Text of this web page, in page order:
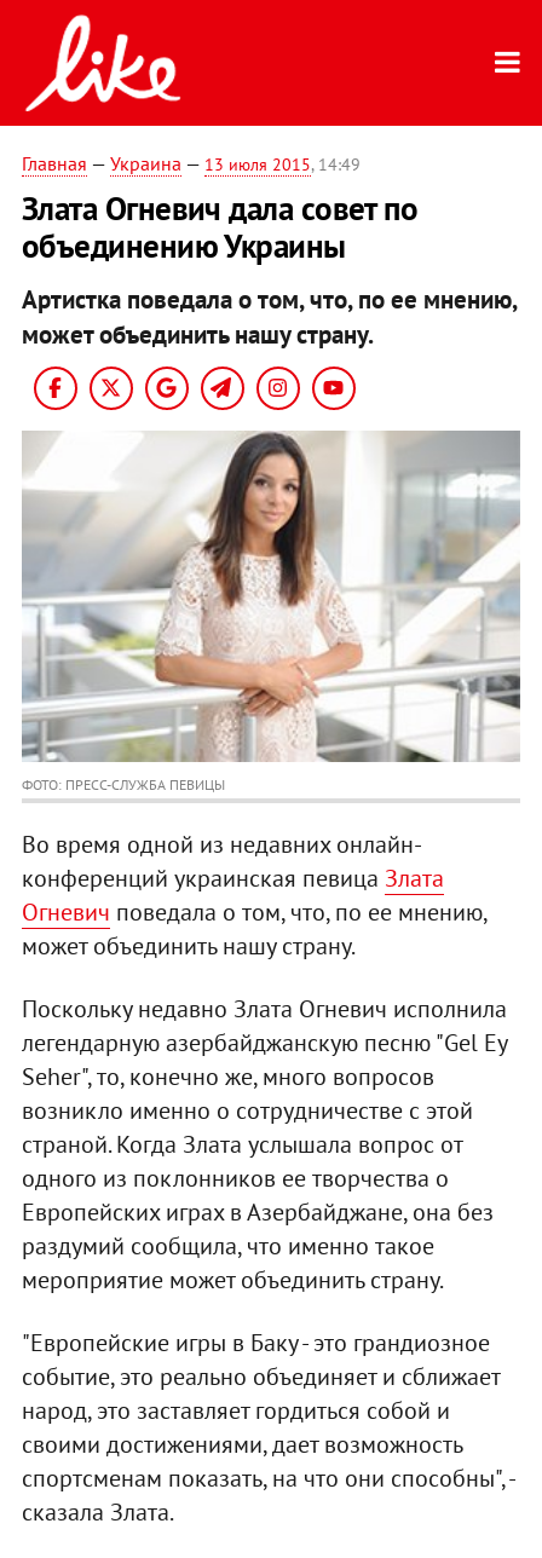
Главная — Украина — 13 июля 2015, 14:49
Злата Огневич дала совет по
объединению Украины
Артистка поведала о том, что, по ее мнению,
может объединить нашу страну.
ФОТО: ПРЕСС-СЛУЖБА ПЕВИЦЫ
Во время одной из недавних онлайн-
конференций украинская певица Злата
Огневич поведала о том, что, по ее мнению,
может объединить нашу страну.
Поскольку недавно Злата Огневич исполнила
легендарную азербайджанскую песню "Gel Ey
Seher", то, конечно же, много вопросов
возникло именно о сотрудничестве с этой
страной. Когда Злата услышала вопрос от
одного из поклонников ее творчества о
Европейских играх в Азербайджане, она без
раздумий сообщила, что именно такое
мероприятие может объединить страну.
"Европейские игры в Баку - это грандиозное
событие, это реально объединяет и сближает
народ, это заставляет гордиться собой и
своими достижениями, дает возможность
спортсменам показать, на что они способны", -
сказала Злата.